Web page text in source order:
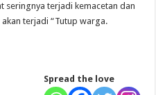
terjadi kemacetan dan
terjadi “Tutup warga.
Spread the love